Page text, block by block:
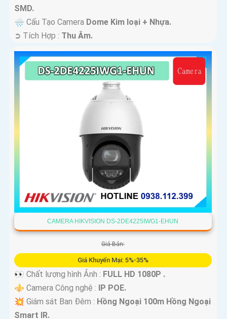
SMD.
🌧️ Cấu Tạo Camera Dome Kim loại + Nhựa.
️➲ Tích Hợp : Thu Âm.
CAMERA HIKVISION DS-2DE4225IWG1-EHUN
Giá Bán:
Giá Khuyến Mại: 5%-35%
️
👀 Chất lượng hình Ảnh : FULL HD 1080P .
⚜️ Camera Công nghệ : IP POE.
💥 Giám sát Ban Đêm : Hồng Ngoại 100m Hồng Ngoại
Smart IR.